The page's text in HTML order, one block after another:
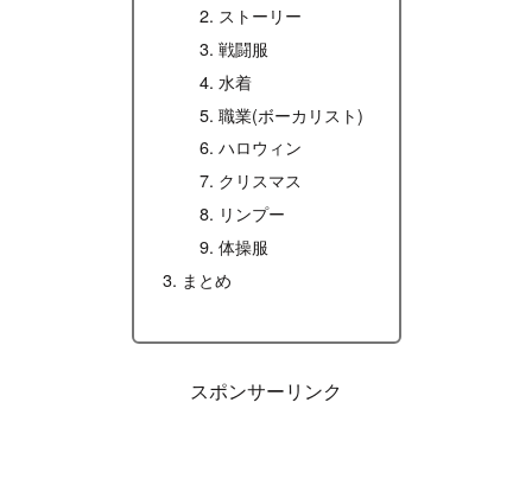
ストーリー
戦闘服
水着
職業(ボーカリスト)
ハロウィン
クリスマス
リンプー
体操服
まとめ
スポンサーリンク